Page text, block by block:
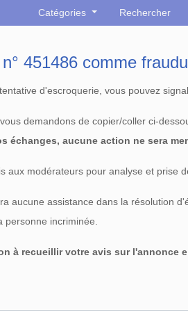
Catégories Rechercher
451486 comme
d'escroquerie, vous pouvez
demandons de copier/coller ci-
échanges, aucune action ne sera
aux modérateurs pour analyse et prise
aucune assistance dans la résolution
incriminée.
à recueillir votre avis sur l'annonce